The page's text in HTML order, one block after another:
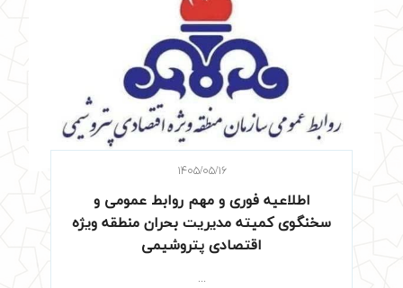
۱۴۰۵/۰۵/۱۶
اطلاعیه فوری و مهم روابط عمومی و
سخنگوی کمیته مدیریت بحران منطقه ويژه
اقتصادی پتروشيمی
...